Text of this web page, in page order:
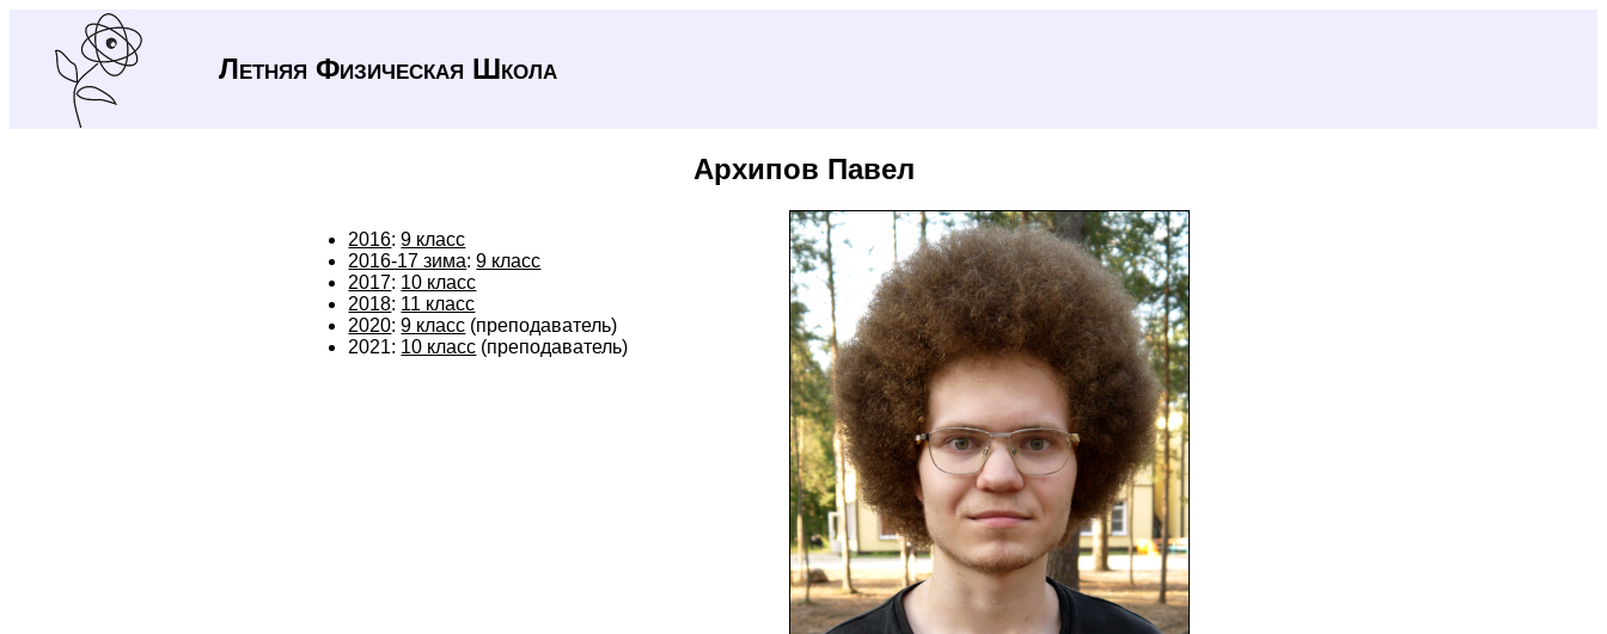
Летняя Физическая Школа
Архипов Павел
2016:9 класс
2016-17 зима:9 класс
2017: 10 класс
2018: 11 класс
2020:9 класс (преподаватель)
2021: 10 класс (преподаватель)